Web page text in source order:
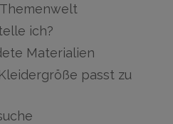
ich?
Materialien
passt zu